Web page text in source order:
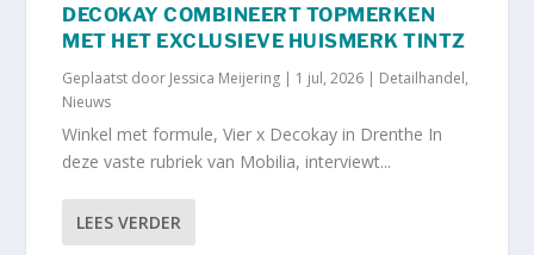
DECOKAY COMBINEERT TOPMERKEN
MET HET EXCLUSIEVE HUISMERK TINTZ
Geplaatst door Jessica Meijering | 1 jul, 2026 | Detailhandel,
Nieuws
Winkel met formule, Vier x Decokay in Drenthe In
deze vaste rubriek van Mobilia, interviewt...
LEES VERDER